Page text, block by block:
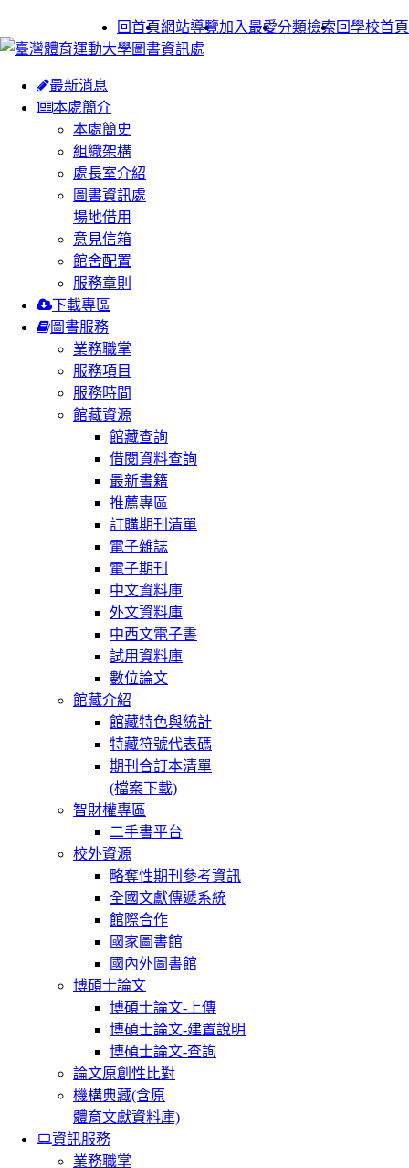
回學校首頁
分類檢索
加入最愛
網站導覽
回首頁
最新消息
本處簡介
本處簡史
組織架構
處長室介紹
圖書資訊處
場地借用
意見信箱
館舍配置
服務章則
下載專區
圖書服務
業務職掌
服務項目
服務時間
館藏資源
館藏查詢
借閱資料查詢
最新書籍
推薦專區
訂購期刊清單
電子雜誌
電子期刊
中文資料庫
外文資料庫
中西文電子書
試用資料庫
數位論文
館藏介紹
館藏特色與統計
特藏符號代表碼
期刊合訂本清單
(檔案下載)
智財權專區
二手書平台
校外資源
略奪性期刊參考資訊
全國文獻傳遞系統
館際合作
國家圖書館
國內外圖書館
博碩士論文
博碩士論文-上傳
博碩士論文-建置說明
博碩士論文-查詢
論文原創性比對
機構典藏(含原
體育文獻資料庫)
資訊服務
業務職掌